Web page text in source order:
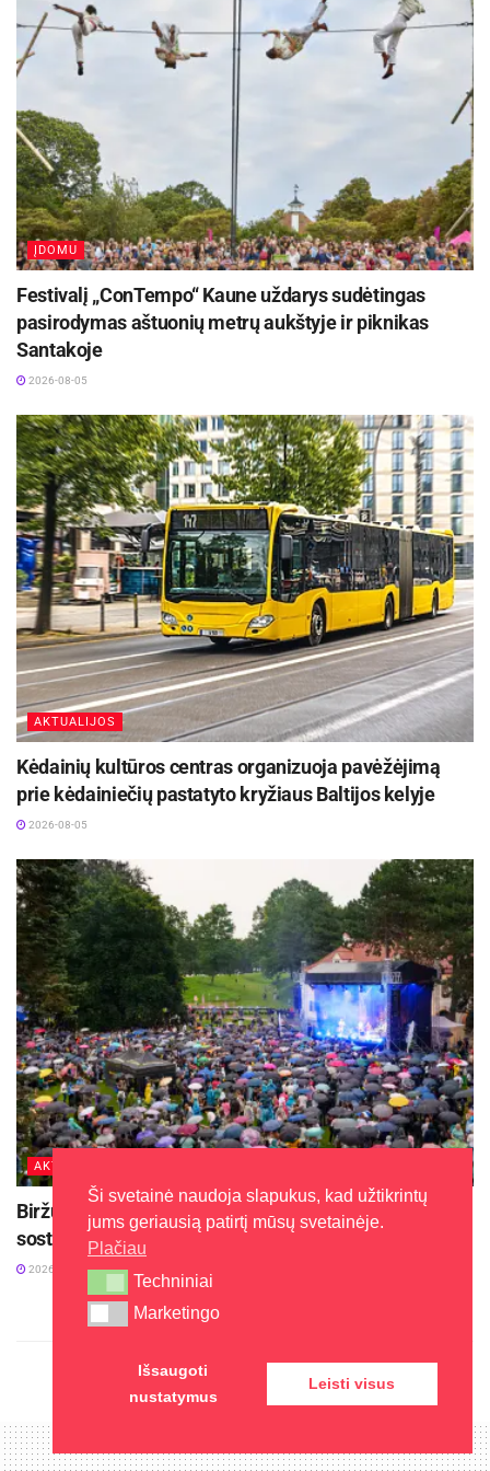
Rekomenduojama pasirūpinti patogia avalyne ir gera
nuotaika!
Anykščių rajono savivaldybė
ĮDOMU
Festivalį „ConTempo“ Kaune uždarys sudėtingas
pasirodymas aštuonių metrų aukštyje ir piknikas
Santakoje
2026-08-05
AKTUALIJOS
Kėdainių kultūros centras organizuoja pavėžėjimą
prie kėdainiečių pastatyto kryžiaus Baltijos kelyje
2026-08-05
AKTUALIJOS
Biržuose vyko tradicinė miesto šventė „Biržai –
sostinė mano“
2026-08-05
Ši svetainė naudoja slapukus, kad užtikrintų
jums geriausią patirtį mūsų svetainėje.
Plačiau
Techniniai
Techniniai
Marketingo
Marketingo
Išsaugoti
nustatymus
Leisti visus